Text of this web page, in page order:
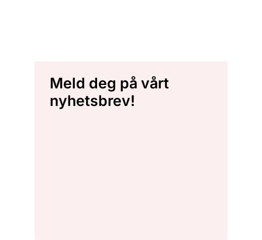
Meld deg på vårt
nyhetsbrev!